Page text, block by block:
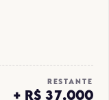
RESTANTE
+ R$ 37.000